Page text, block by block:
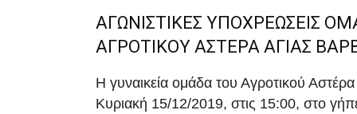
ΑΓΩΝΙΣΤΙΚΕΣ ΥΠΟΧΡΕΩΣΕΙΣ
ΑΓΡΟΤΙΚΟΥ ΑΣΤΕΡΑ ΑΓΙΑΣ
Η γυναικεία ομάδα του Αγροτικού Αστέρα
Κυριακή 15/12/2019, στις 15:00, στο